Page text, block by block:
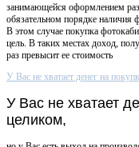
занимающейся оформлением
обязательном порядке наличия
В этом случае покупка
цель. В таких местах доход,
раз превысит ее стоимость
У Вас не хватает денег на
У Вас не хватает
целиком,